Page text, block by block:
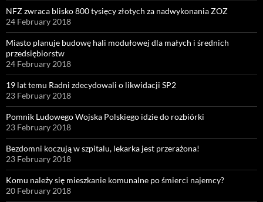
NFZ zwraca blisko 800 tysięcy złotych za nadwykonania ZOZ
24 February 2018
Miasto planuje budowę hali modułowej dla małych i średnich
przedsiębiorstw
24 February 2018
19 lat temu Radni zdecydowali o likwidacji SP2
23 February 2018
Pomnik Ludowego Wojska Polskiego idzie do rozbiórki
23 February 2018
Bezdomni koczują w szpitalu, lekarka jest przerażona!
23 February 2018
Komu należy się mieszkanie komunalne po śmierci najemcy?
20 February 2018